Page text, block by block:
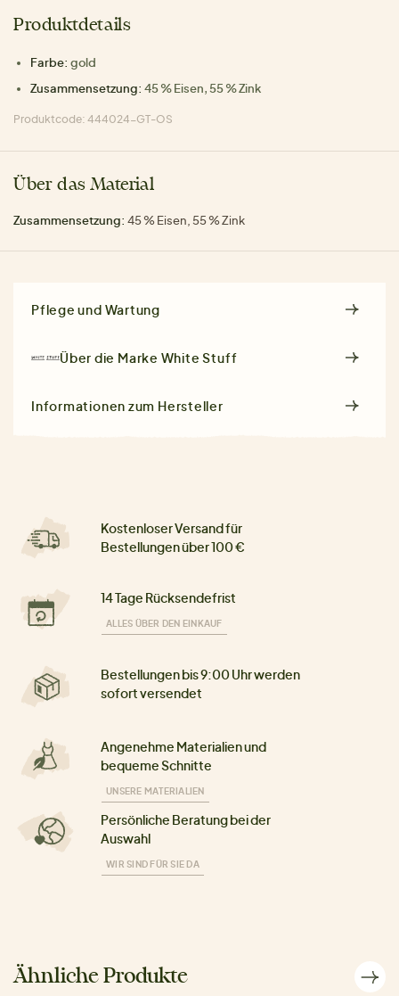
Produktdetails
Farbe: gold
Zusammensetzung: 45 % Eisen, 55 % Zink
Produktcode: 444024-GT-OS
Über das Material
Zusammensetzung: 45 % Eisen, 55 % Zink
Pflege und Wartung
Über die Marke White Stuff
Informationen zum Hersteller
Kostenloser Versand für
Bestellungen über 100 €
14 Tage Rücksendefrist
ALLES ÜBER DEN EINKAUF
Bestellungen bis 9:00 Uhr werden
sofort versendet
Angenehme Materialien und
bequeme Schnitte
UNSERE MATERIALIEN
Persönliche Beratung bei der
Auswahl
WIR SIND FÜR SIE DA
Ähnliche Produkte